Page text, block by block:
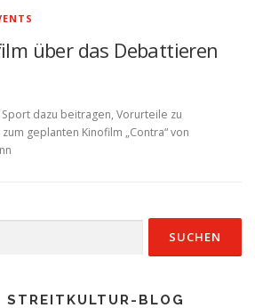
über das Debattieren
dazu beitragen, Vorurteile zu
geplanten Kinofilm „Contra“ von
STREITKULTUR-BLOG